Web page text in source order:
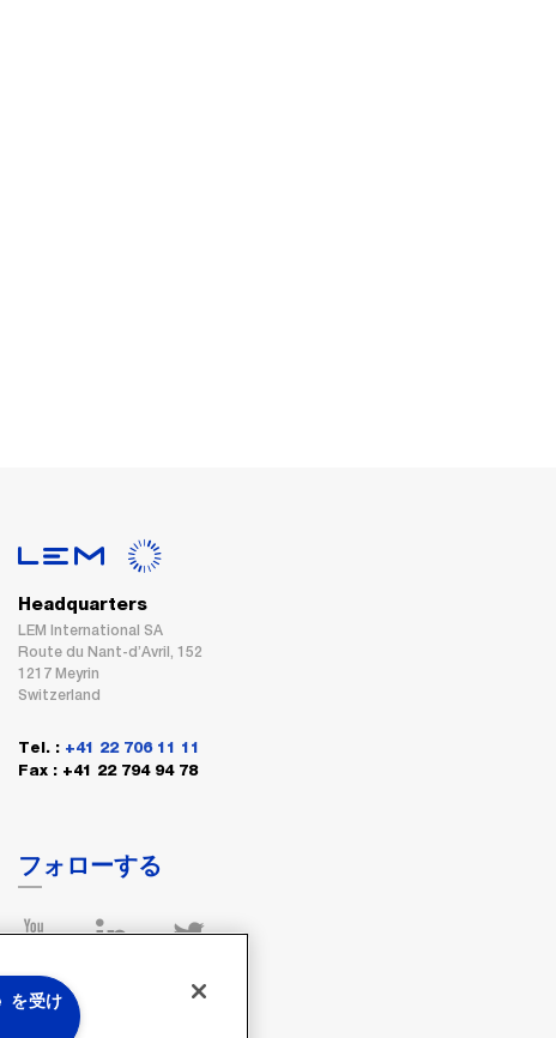
Headquarters
LEM International SA
Route du Nant-d’Avril, 152
1217 Meyrin
Switzerland
Tel. : +41 22 706 11 11
Fax : +41 22 794 94 78
フォローする
を受け